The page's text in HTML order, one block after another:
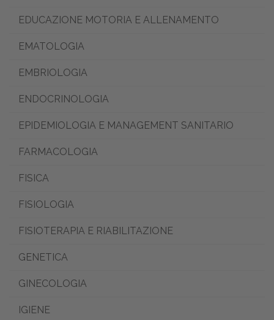
EDUCAZIONE MOTORIA E ALLENAMENTO
EMATOLOGIA
EMBRIOLOGIA
ENDOCRINOLOGIA
EPIDEMIOLOGIA E MANAGEMENT SANITARIO
FARMACOLOGIA
FISICA
FISIOLOGIA
FISIOTERAPIA E RIABILITAZIONE
GENETICA
GINECOLOGIA
IGIENE